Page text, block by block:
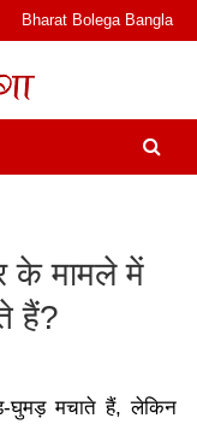
Bharat Bolega Bangla
बोलेगा हिंदी न्यूज़ वेबसाइट
भी समझदारी भी
के मामले में
हैं?
घुमड़ मचाते हैं, लेकिन